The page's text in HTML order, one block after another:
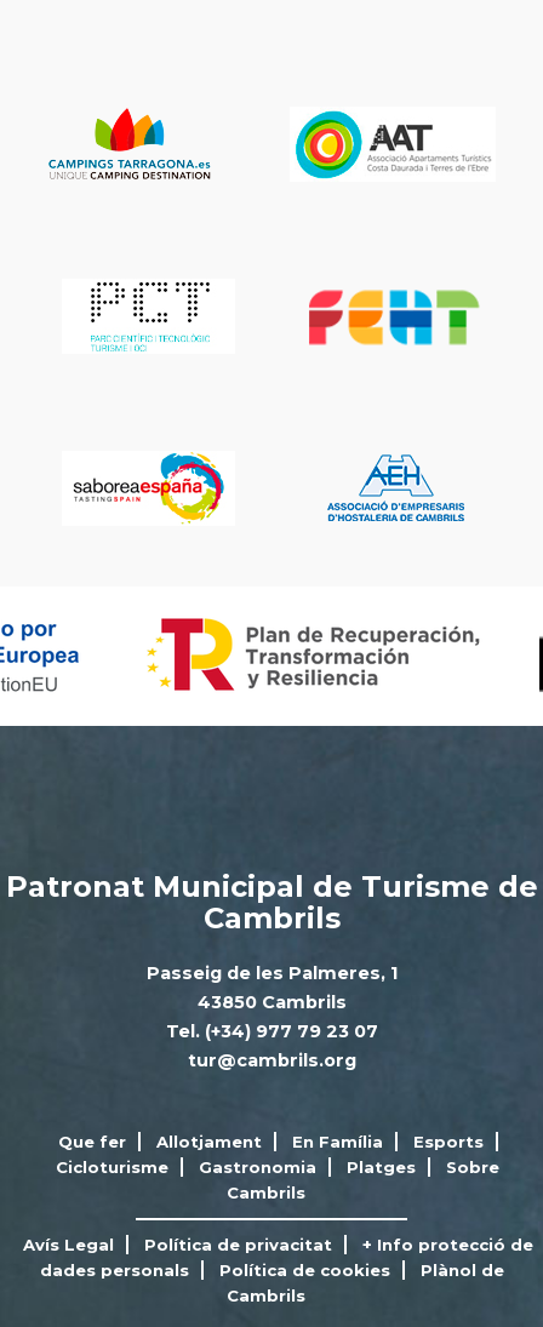
Patronat Municipal de Turisme de
Cambrils
Passeig de les Palmeres, 1
43850 Cambrils
Tel. (+34) 977 79 23 07
tur@cambrils.org
Que fer Allotjament En Família
Esports
Cicloturisme
Gastronomia Platges
Sobre
Cambrils
Avís Legal Política de privacitat
+ Info protecció de
dades personals
Política de cookies
Plànol de
Cambrils